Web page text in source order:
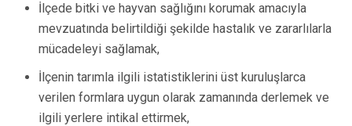
İlçede bitki ve hayvan sağlığını korumak amacıyla
mevzuatında belirtildiği şekilde hastalık ve zararlılarla
mücadeleyi sağlamak,
İlçenin tarımla ilgili istatistiklerini üst kuruluşlarca
verilen formlara uygun olarak zamanında derlemek ve
ilgili yerlere intikal ettirmek,